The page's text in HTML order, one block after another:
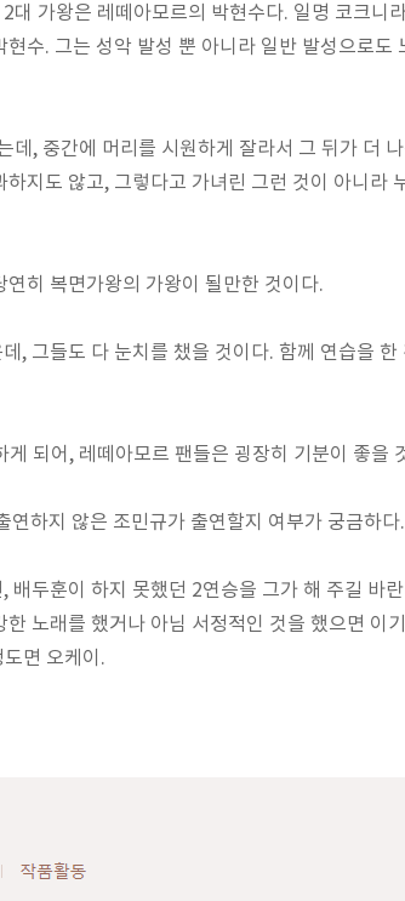
대 가왕은 레떼아모르의 박현수다. 일명 코크니
수. 그는 성악 발성 뿐 아니라 일반 발성으로도
데, 중간에 머리를 시원하게 잘라서 그 뒤가 더
지도 않고, 그렇다고 가녀린 그런 것이 아니라
히 복면가왕의 가왕이 될만한 것이다.
, 그들도 다 눈치를 챘을 것이다. 함께 연습을
되어, 레떼아모르 팬들은 굉장히 기분이 좋을
하지 않은 조민규가 출연할지 여부가 궁금하다.
배두훈이 하지 못했던 2연승을 그가 해 주길 바
노래를 했거나 아님 서정적인 것을 했으면 이
면 오케이.